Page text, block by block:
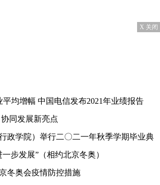
X 关闭
平均增幅 中国电信发布2021年业绩报告
同发展新亮点
政学院）举行二〇二一年秋季学期毕业典
步发展”（相约北京冬奥）
冬奥会疫情防控措施